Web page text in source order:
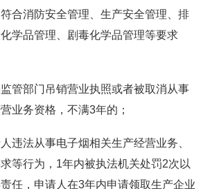
合消防安全管理、生产安全管理、排
学品管理、剧毒化学品管理等要求
监管部门吊销营业执照或者被取消从事
业务资格，不满3年的；
人违法从事电子烟相关生产经营业务、
等行为，1年内被执法机关处罚2次以
责任，申请人在3年内申请领取生产企业